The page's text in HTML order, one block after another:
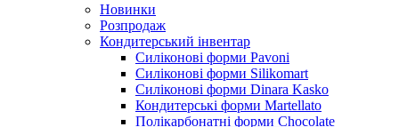
Новинки
Розпродаж
Кондитерський інвентар
Силіконові форми Pavoni
Силіконові форми Silikomart
Силіконові форми Dinara Kasko
Кондитерські форми Martellato
Полікарбонатні форми Chocolate